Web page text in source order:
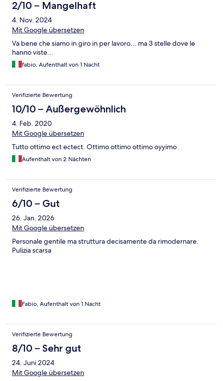
2/10 – Mangelhaft
4. Nov. 2024
Mit Google übersetzen
Va bene che siamo in giro in per lavoro... ma 3 stelle dove le
hanno viste...
fabio, Aufenthalt von 1 Nacht
Verifizierte Bewertung
10/10 – Außergewöhnlich
4. Feb. 2020
Mit Google übersetzen
Tutto ottimo ect ectect. Ottimo ottimo ottimo oyyimo
Aufenthalt von 2 Nächten
Verifizierte Bewertung
6/10 – Gut
26. Jan. 2026
Mit Google übersetzen
Personale gentile ma struttura decisamente da rimodernare.
Pulizia scarsa
Fabio, Aufenthalt von 1 Nacht
Verifizierte Bewertung
8/10 – Sehr gut
24. Juni 2024
Mit Google übersetzen